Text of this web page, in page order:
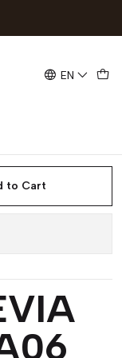
EN
to Cart